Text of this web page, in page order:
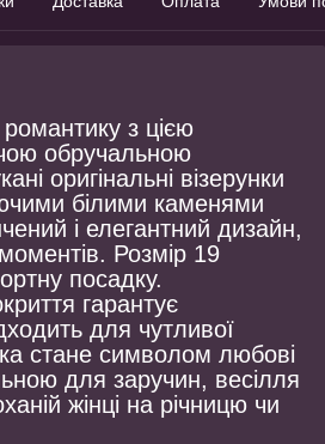
романтику з цією
обручальною
оригінальні візерунки
білими каменями
і елегантний дизайн,
Розмір 19
посадку.
гарантує
для чутливої
стане символом любові
для заручин, весілля
жінці на річницю чи